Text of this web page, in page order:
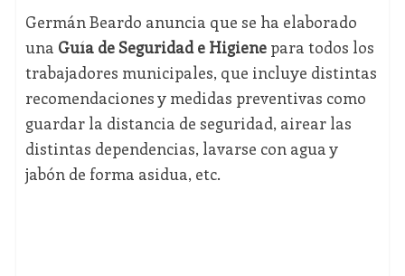
Germán Beardo anuncia que se ha elaborado
una Guía de Seguridad e Higienepara todos los
trabajadores municipales, que incluye distintas
recomendaciones y medidas preventivas como
guardar la distancia de seguridad, airear las
distintas dependencias, lavarse con agua y
jabón de forma asidua, etc.